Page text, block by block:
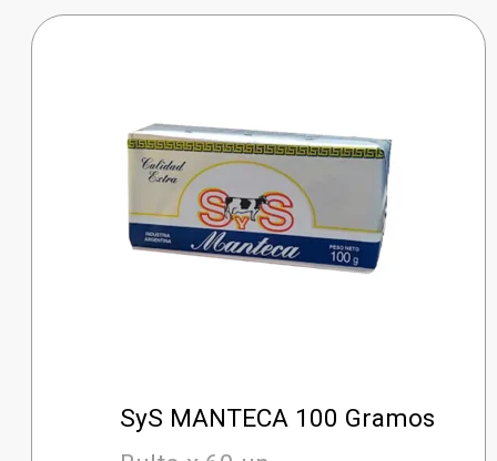
SyS MANTECA 100 Gramos